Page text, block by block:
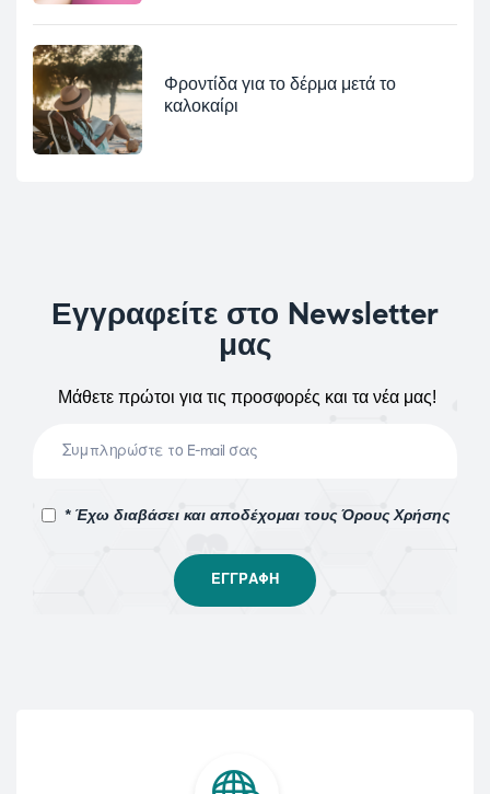
Φροντίδα για το δέρμα μετά το
καλοκαίρι
Εγγραφείτε στο Newsletter
μας
Μάθετε πρώτοι για τις προσφορές και τα νέα μας!
* Έχω διαβάσει και αποδέχομαι τους Όρους Χρήσης